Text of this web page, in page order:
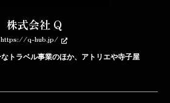
株式会社 Q
https://q-hub.jp/
トラベル事業のほか、アトリエや寺子屋